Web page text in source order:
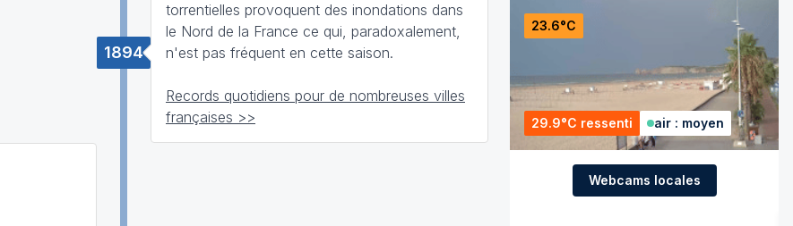
1894
torrentielles provoquent des inondations dans
le Nord de la France ce qui, paradoxalement,
n'est pas fréquent en cette saison.
Records quotidiens pour de nombreuses villes
françaises >>
23.6°C
29.9°C ressenti air : moyen
Webcams locales